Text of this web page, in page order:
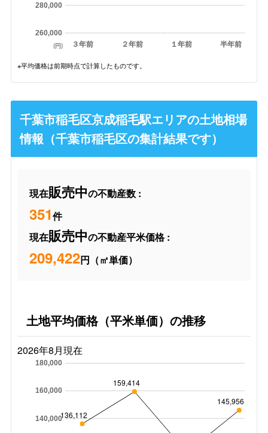
３年前 ２年前 １年前 半年前
260,000
280,000
(円)
※平均価格は前期時点で計算したものです。
千葉市稲毛区京成稲毛駅エリアの土地相場
情報（千葉市稲毛区の集計結果です）
現在販売中の不動産数 :
351件
現在販売中の不動産平米価格 :
209,422円（㎡単価）
土地平均価格（平米単価）の推移
2026年8月現在
140,000
160,000
180,000
136,112
159,414
145,956